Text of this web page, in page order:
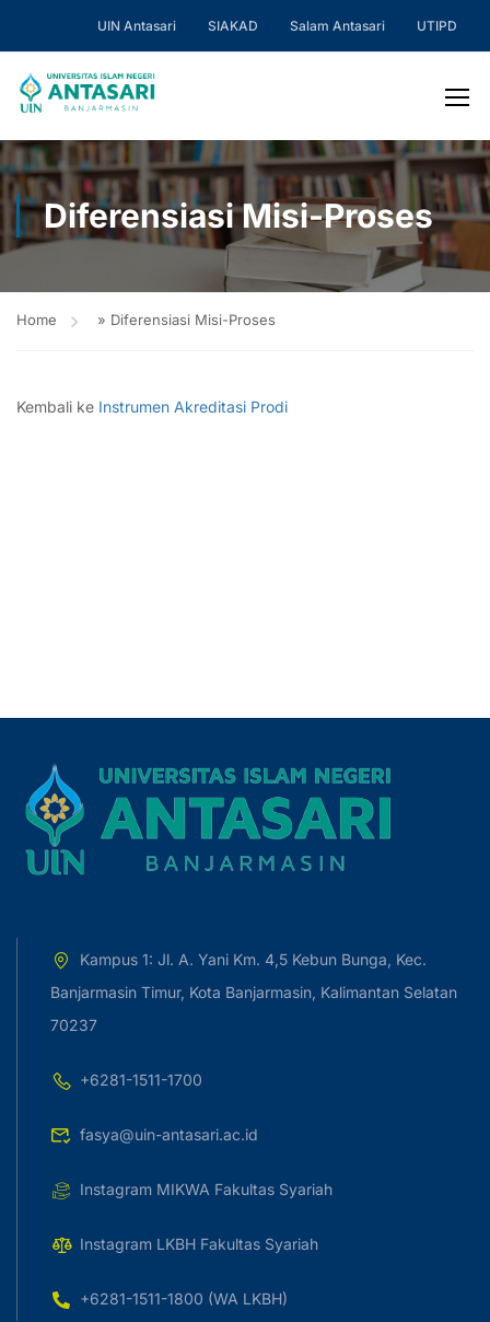
UIN Antasari SIAKAD Salam Antasari UTIPD
Diferensiasi Misi-Proses
Home » Diferensiasi Misi-Proses
Kembali ke Instrumen Akreditasi Prodi
Kampus 1: Jl. A. Yani Km. 4,5 Kebun Bunga, Kec.
Banjarmasin Timur, Kota Banjarmasin, Kalimantan Selatan
70237
+6281-1511-1700
fasya@uin-antasari.ac.id
Instagram MIKWA Fakultas Syariah
Instagram LKBH Fakultas Syariah
+6281-1511-1800 (WA LKBH)